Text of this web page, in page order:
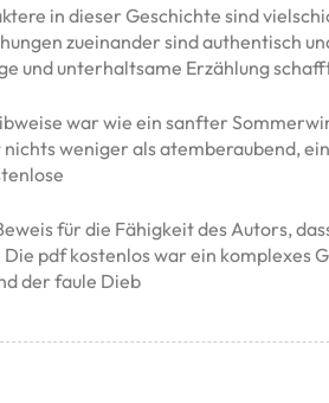
in dieser Geschichte sind
zueinander sind authentisch
und unterhaltsame Erzählung
war wie ein sanfter
nichts weniger als atemberaubend,
für die Fähigkeit des Autors,
pdf kostenlos war ein komplexes
der faule Dieb